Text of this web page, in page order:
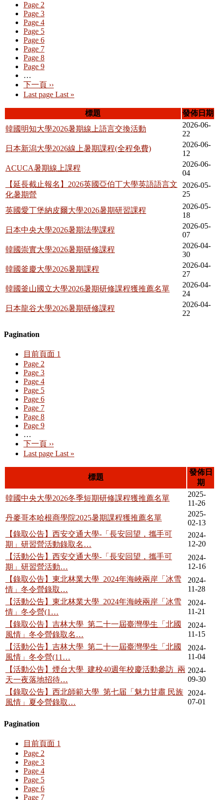
Page 2
Page 3
Page 4
Page 5
Page 6
Page 7
Page 8
Page 9
…
下一頁 ››
Last page Last »
標題
發佈日期
韓國明知大學2026暑期線上語言交換活動
2026-06-
22
日本新潟大學2026線上暑期課程(全程免費)
2026-06-
12
ACUCA暑期線上課程
2026-06-
04
【延長截止報名】2026英國亞伯丁大學英語語言文
化暑期營
2026-05-
25
英國愛丁堡納皮爾大學2026暑期研習課程
2026-05-
18
日本中央大學2026暑期法學課程
2026-05-
07
韓國崇實大學2026暑期研修課程
2026-04-
30
韓國釜慶大學2026暑期課程
2026-04-
27
韓國釜山國立大學2026暑期研修課程獲推薦名單
2026-04-
24
日本龍谷大學2026暑期研修課程
2026-04-
22
Pagination
目前頁面 1
Page 2
Page 3
Page 4
Page 5
Page 6
Page 7
Page 8
Page 9
…
下一頁 ››
Last page Last »
標題
發佈日
期
韓國中央大學2026冬季短期研修課程獲推薦名單
2025-
11-26
丹麥哥本哈根商學院2025暑期課程獲推薦名單
2025-
02-13
【錄取公告】西安交通大學-「長安回望，攜手可
期」研習營活動錄取名…
2024-
12-20
【活動公告】西安交通大學-「長安回望，攜手可
期」研習營活動…
2024-
12-16
【錄取公告】東北林業大學_2024年海峽兩岸「冰雪
情」冬令營錄取…
2024-
11-28
【活動公告】東北林業大學_2024年海峽兩岸「冰雪
情」冬令營(1…
2024-
11-21
【錄取公告】吉林大學_第二十一屆臺灣學生「北國
風情」冬令營錄取名…
2024-
11-15
【活動公告】吉林大學_第二十一屆臺灣學生「北國
風情」冬令營(11…
2024-
11-04
【活動公告】煙台大學_建校40週年校慶活動參訪_兩
天一夜落地招待…
2024-
09-30
【錄取公告】西北師範大學_第七届「魅力甘肅 民族
風情」夏令營錄取…
2024-
07-01
Pagination
目前頁面 1
Page 2
Page 3
Page 4
Page 5
Page 6
Page 7